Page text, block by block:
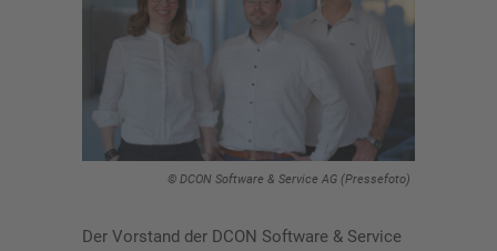
© DCON Software & Service AG (Pressefoto)
Der Vorstand der DCON Software & Service